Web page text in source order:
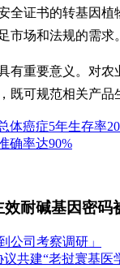
全证书的转基因
市场和法规的需求。
有重要意义。对
既可规范相关产
体癌症5年生存率
确率达90%
耐碱基因密码
公司考察调研」
共建“老挝寰基医